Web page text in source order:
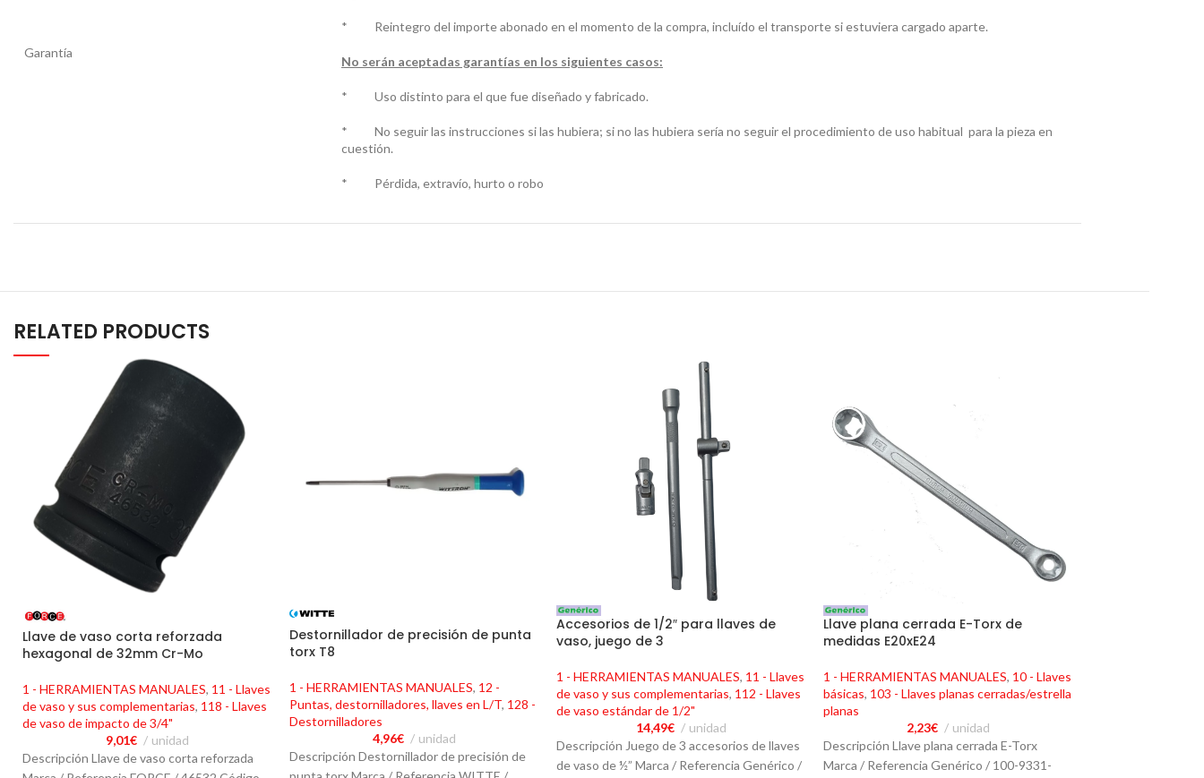
Garantía
* Reintegro del importe abonado en el momento de la compra, incluído el transporte si estuviera cargado aparte.
No serán aceptadas garantías en los siguientes casos:
* Uso distinto para el que fue diseñado y fabricado.
* No seguir las instrucciones si las hubiera; si no las hubiera sería no seguir el procedimiento de uso habitual para la pieza en
cuestión.
* Pérdida, extravío, hurto o robo
RELATED PRODUCTS
Llave de vaso corta reforzada
hexagonal de 32mm Cr-Mo
1 - HERRAMIENTAS MANUALES, 11 - Llaves
de vaso y sus complementarias, 118 - Llaves
de vaso de impacto de 3/4"
9,01€
unidad
Descripción Llave de vaso corta reforzada
Destornillador de precisión de punta
torx T8
1 - HERRAMIENTAS MANUALES, 12 -
Puntas, destornilladores, llaves en L/T, 128 -
Destornilladores
4,96€
unidad
Descripción Destornillador de precisión de
Accesorios de 1/2″ para llaves de
vaso, juego de 3
1 - HERRAMIENTAS MANUALES, 11 - Llaves
de vaso y sus complementarias, 112 - Llaves
de vaso estándar de 1/2"
14,49€
unidad
Descripción Juego de 3 accesorios de llaves
de vaso de ½” Marca / Referencia Genérico /
Llave plana cerrada E-Torx de
medidas E20xE24
1 - HERRAMIENTAS MANUALES, 10 - Llaves
básicas, 103 - Llaves planas cerradas/estrella
planas
2,23€
unidad
Descripción Llave plana cerrada E-Torx
Marca / Referencia Genérico / 100-9331-